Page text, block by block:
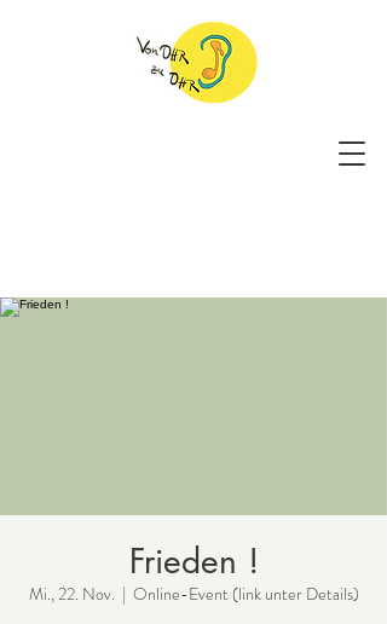
Frieden !
Mi., 22. Nov.
  |
Online-Event (link unter Details)